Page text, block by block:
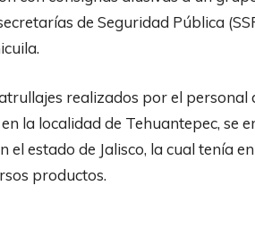
de Seguridad Pública
realizados por el personal
la localidad de Tehuantepec, se
el estado de Jalisco, la cual tenía
productos.